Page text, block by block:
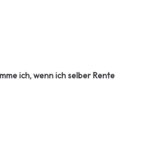
ich, wenn ich selber Rente